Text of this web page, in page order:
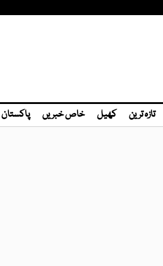
تازہ ترین کھیل خاص خبریں پاکستان